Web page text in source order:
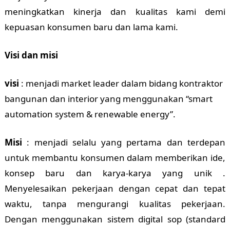
meningkatkan kinerja dan kualitas kami demi
kepuasan konsumen baru dan lama kami.
Visi dan misi
visi : menjadi market leader dalam bidang kontraktor
bangunan dan interior yang menggunakan “smart
automation system & renewable energy”.
Misi : menjadi selalu yang pertama dan terdepan
untuk membantu konsumen dalam memberikan ide,
konsep baru dan karya-karya yang unik .
Menyelesaikan pekerjaan dengan cepat dan tepat
waktu, tanpa mengurangi kualitas pekerjaan.
Dengan menggunakan sistem digital sop (standard